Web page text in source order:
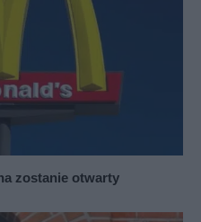
zostanie otwarty